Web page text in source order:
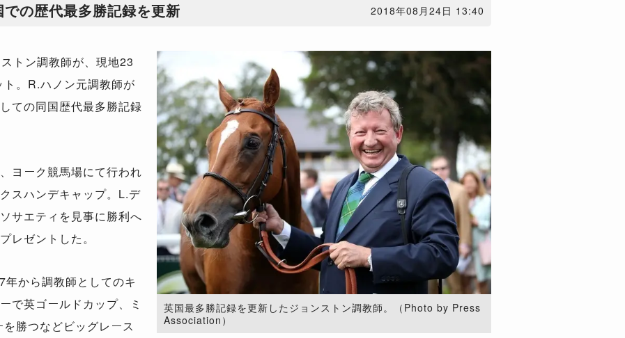
の歴代最多勝記録を更新 2018年08月24日 13:40
英国最多勝記録を更新したジョンストン調教師。（Photo by Press
Association）
トン調教師が、現地23
。R.ハノン元調教師が
ての同国歴代最多勝記録
ヨーク競馬場にて行われ
スハンデキャップ。L.デ
サエティを見事に勝利へ
レゼントした。
から調教師としてのキ
で英ゴールドカップ、ミ
勝つなどビッグレース